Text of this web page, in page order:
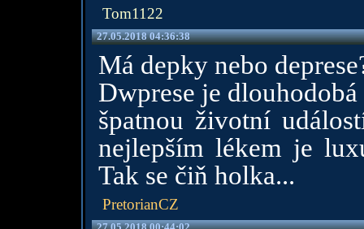
Tom1122
27.05.2018 04:36:38
Má depky nebo
Dwprese je
špatnou životní
nejlepším lékem je
Tak se čiň holka...
PretorianCZ